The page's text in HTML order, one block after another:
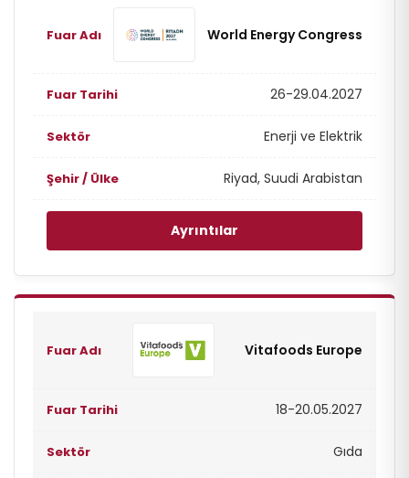
World Energy Congress
26-29.04.2027
Enerji ve Elektrik
Riyad, Suudi Arabistan
Ayrıntılar
Vitafoods Europe
18-20.05.2027
Gıda